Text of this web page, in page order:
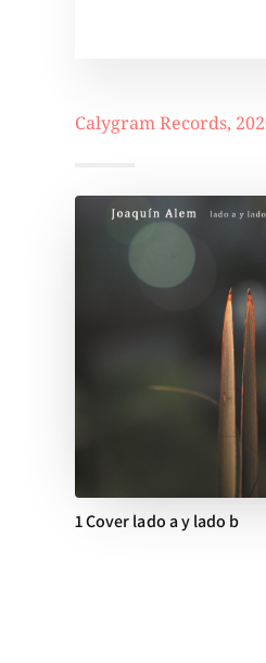
Calygram Records,
1 Cover lado a y lado b